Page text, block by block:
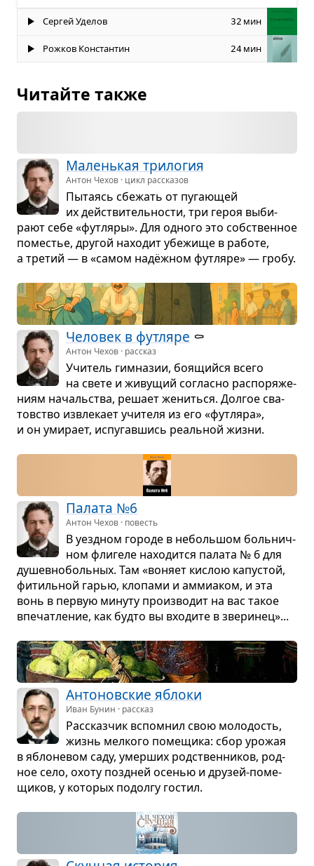
Сергей Уделов 32 мин
Рожков Константин 24 мин
Читайте также
Малень­кая три­ло­гия
Антон Чехов · цикл рассказов
Пыта­ясь сбе­жать от пуга­ю­щей
их действи­тель­но­сти, три героя выби­
рают себе «футляры». Для одного это соб­ствен­ное
поме­стье, дру­гой нахо­дит убе­жище в работе,
а тре­тий — в «самом надёж­ном футляре» — гробу.
Чело­век в футляре ⚰️
Антон Чехов · рассказ
Учи­тель гим­на­зии, боя­щийся всего
на свете и живу­щий согласно рас­по­ря­же­
ниям началь­ства, решает жениться. Дол­гое сва­
тов­ство извле­кает учи­теля из его «футляра»,
и он уми­рает, испу­гав­шись реаль­ной жизни.
Палата №6
Антон Чехов · повесть
В уезд­ном городе в неболь­шом боль­нич­
ном фли­геле нахо­дится палата № 6 для
душев­но­боль­ных. Там «воняет кис­лою капу­стой,
фитиль­ной гарью, кло­пами и амми­а­ком, и эта
вонь в пер­вую минуту про­из­во­дит на вас такое
впе­чат­ле­ние, как будто вы вхо­дите в зве­ри­нец»...
Анто­нов­ские яблоки
Иван Бунин · рассказ
Рас­сказ­чик вспо­мнил свою моло­дость,
жизнь мел­кого поме­щика: сбор уро­жая
в ябло­не­вом саду, умер­ших род­ствен­ни­ков, род­
ное село, охоту позд­ней осе­нью и дру­зей-поме­
щи­ков, у кото­рых подолгу гостил.